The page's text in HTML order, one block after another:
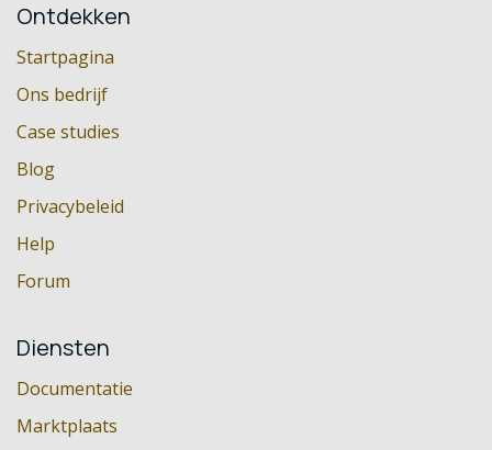
Ontdekken
Startpagina
Ons bedrijf
Case studies
Blog
Privacybeleid
Help
Forum
Diensten
Documentatie
Marktplaats